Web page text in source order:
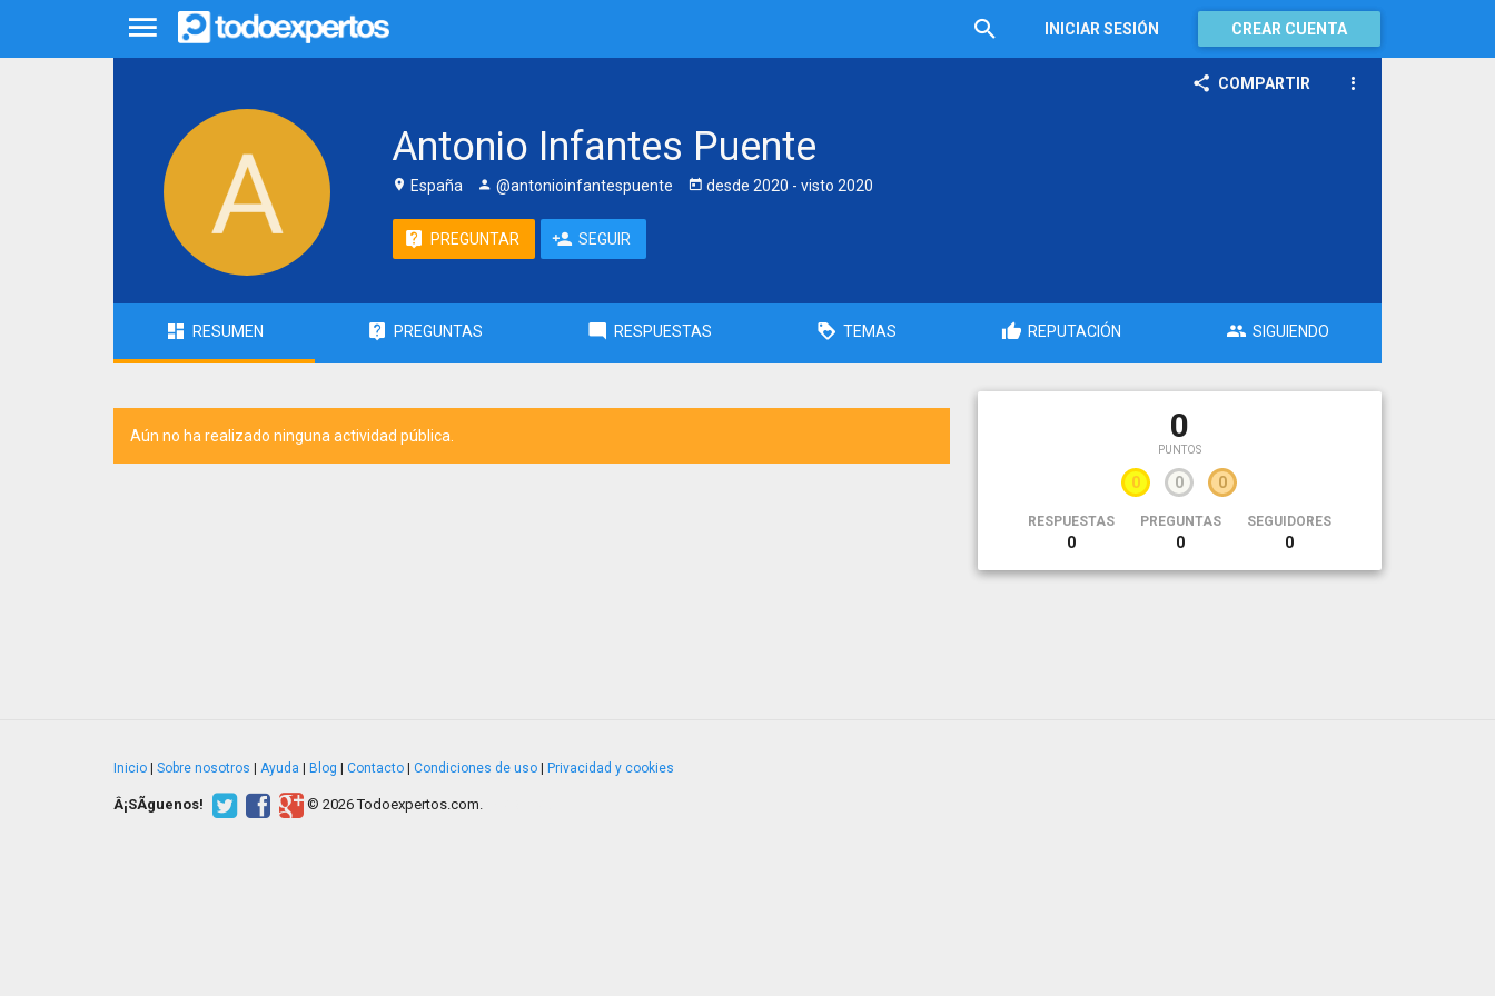
INICIAR SESIÓN CREAR CUENTA
COMPARTIR
Antonio Infantes Puente
España @antonioinfantespuente desde 2020 - visto 2020
PREGUNTAR SEGUIR
RESUMEN PREGUNTAS RESPUESTAS TEMAS REPUTACIÓN SIGUIENDO
Aún no ha realizado ninguna actividad pública. 0
PUNTOS
0 0 0
RESPUESTAS
0
PREGUNTAS
0
SEGUIDORES
0
Inicio Sobre nosotros Ayuda Blog Contacto Condiciones de uso Privacidad y cookies
Â¡SÃ­guenos! © 2026 Todoexpertos.com.